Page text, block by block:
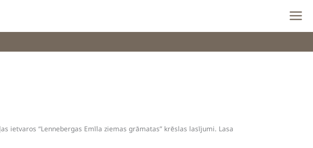
ietvaros “Lennebergas Emīla ziemas grāmatas” krēslas lasījumi. Lasa